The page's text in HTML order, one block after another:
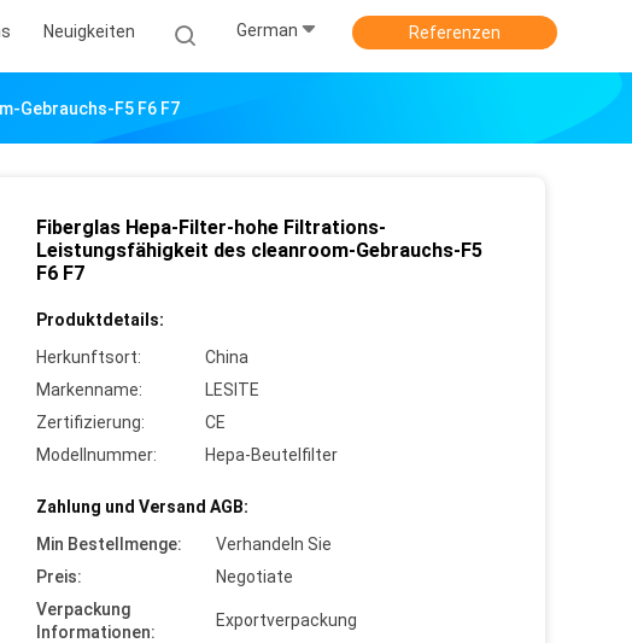
Neuigkeiten German Referenzen
Gebrauchs-F5 F6 F7
Fiberglas Hepa-Filter-hohe Filtrations-
Leistungsfähigkeit des cleanroom-Gebrauchs-F5
F6 F7
Produktdetails:
Herkunftsort:
China
Markenname:
LESITE
Zertifizierung:
CE
Modellnummer:
Hepa-Beutelfilter
Zahlung und Versand AGB:
Min Bestellmenge:
Verhandeln Sie
Preis:
Negotiate
Verpackung
Informationen:
Exportverpackung